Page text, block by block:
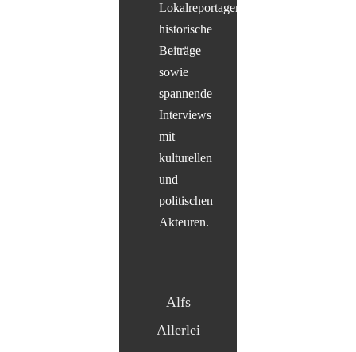
Lokalreportagen,
historische
Beiträge
sowie
spannende
Interviews
mit
kulturellen
und
politischen
Akteuren.
Alfs
Allerlei